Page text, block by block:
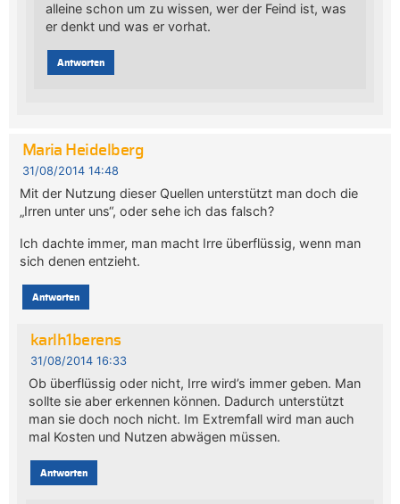
alleine schon um zu wissen, wer der Feind ist, was
er denkt und was er vorhat.
Antworten
Maria Heidelberg
31/08/2014 14:48
Mit der Nutzung dieser Quellen unterstützt man doch die
„Irren unter uns“, oder sehe ich das falsch?
Ich dachte immer, man macht Irre überflüssig, wenn man
sich denen entzieht.
Antworten
karlh1berens
31/08/2014 16:33
Ob überflüssig oder nicht, Irre wird’s immer geben. Man
sollte sie aber erkennen können. Dadurch unterstützt
man sie doch noch nicht. Im Extremfall wird man auch
mal Kosten und Nutzen abwägen müssen.
Antworten